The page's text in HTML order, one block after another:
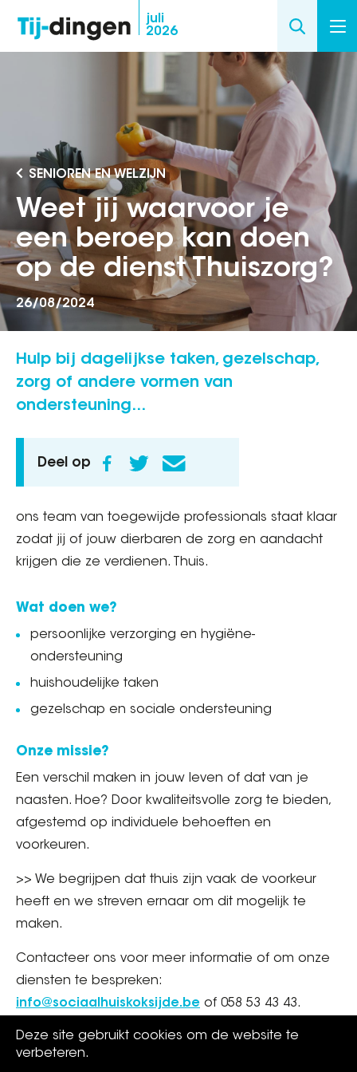
naar
juli
2026
SENIOREN EN WELZIJN
Weet jij waarvoor je
een beroep kan doen
op de dienst Thuiszorg?
26/08/2024
Hulp bij dagelijkse taken, gezelschap,
zorg of andere vormen van
ondersteuning...
Deel op
ons team van toegewijde professionals staat klaar
zodat jij of jouw dierbaren de zorg en aandacht
krijgen die ze verdienen. Thuis.
Wat doen we?
persoonlijke verzorging en hygiëne-
ondersteuning
huishoudelijke taken
gezelschap en sociale ondersteuning
Onze missie?
Een verschil maken in jouw leven of dat van je
naasten. Hoe? Door kwaliteitsvolle zorg te bieden,
afgestemd op individuele behoeften en
voorkeuren.
>> We begrijpen dat thuis zijn vaak de voorkeur
heeft en we streven ernaar om dit mogelijk te
maken.
Contacteer ons voor meer informatie of om onze
diensten te bespreken:
info@sociaalhuiskoksijde.be of 058 53 43 43.
We staan klaar om te helpen.
Deze site gebruikt cookies om de website te
verbeteren.